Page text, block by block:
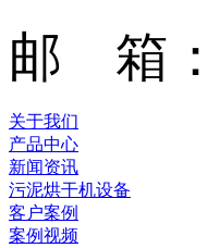
邮 箱：
关于我们
产品中心
新闻资讯
污泥烘干机设备
客户案例
案例视频